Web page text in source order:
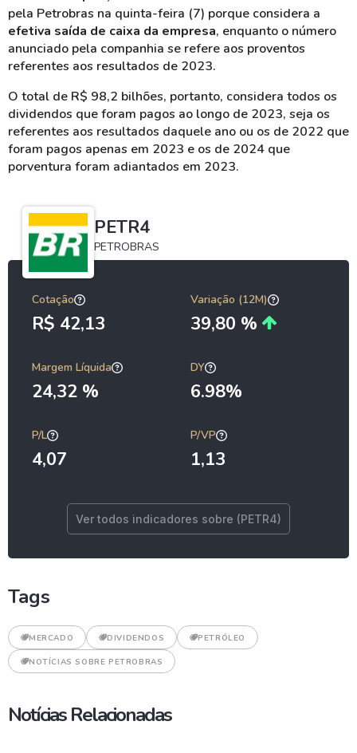
pela Petrobras na quinta-feira (7) porque considera a
efetiva saída de caixa da empresa, enquanto o número
anunciado pela companhia se refere aos proventos
referentes aos resultados de 2023.
O total de R$ 98,2 bilhões, portanto, considera todos os
dividendos que foram pagos ao longo de 2023, seja os
referentes aos resultados daquele ano ou os de 2022 que
foram pagos apenas em 2023 e os de 2024 que
porventura foram adiantados em 2023.
PETR4
PETROBRAS
Cotação
R$ 42,13
Variação (12M)
39,80 %
Margem Líquida
24,32 %
DY
6.98%
P/L
4,07
P/VP
1,13
Ver todos indicadores sobre (PETR4)
Tags
MERCADO DIVIDENDOS PETRÓLEO
NOTÍCIAS SOBRE PETROBRAS
Notícias Relacionadas